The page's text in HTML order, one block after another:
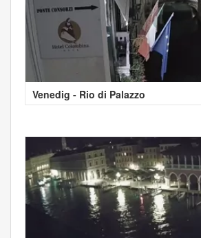
Venedig - Rio di Palazzo